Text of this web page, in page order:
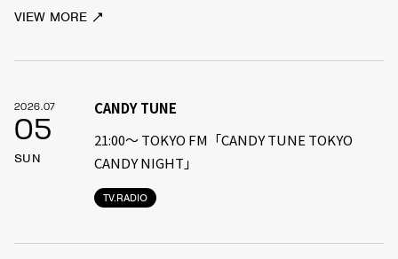
VIEW MORE
2026.07
05
SUN
TV.RADIO
CANDY TUNE
21:00〜 TOKYO FM「CANDY TUNE TOKYO
CANDY NIGHT」